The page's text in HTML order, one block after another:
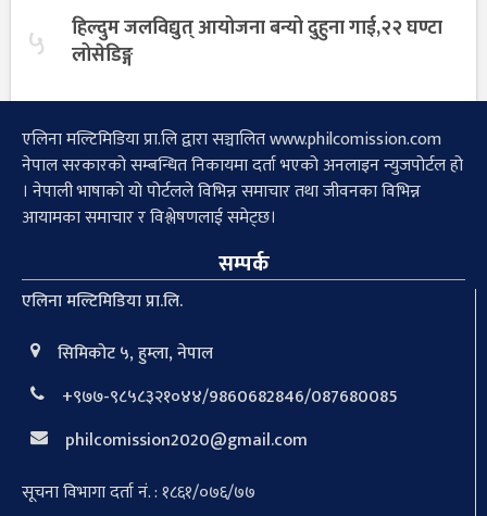
५
हिल्दुम जलविद्युत् आयोजना बन्यो दुहुना गाई,२२ घण्टा
लोसेडिङ्ग
एलिना मल्टिमिडिया प्रा.लि द्वारा सञ्चालित www.philcomission.com
नेपाल सरकारको सम्बन्धित निकायमा दर्ता भएको अनलाइन न्युजपोर्टल हो
। नेपाली भाषाको यो पोर्टलले विभिन्न समाचार तथा जीवनका विभिन्न
आयामका समाचार र विश्लेषणलाई समेट्छ।
सम्पर्क
एलिना मल्टिमिडिया प्रा.लि.
सिमिकोट ५, हुम्ला, नेपाल
+९७७-९८५८३२१०४४/9860682846/087680085
philcomission2020@gmail.com
सूचना विभागा दर्ता नं. : १८६१/०७६/७७